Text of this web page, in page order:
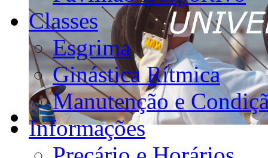
Classes
Esgrima
Ginástica Rítmica
Manutenção e
Informações